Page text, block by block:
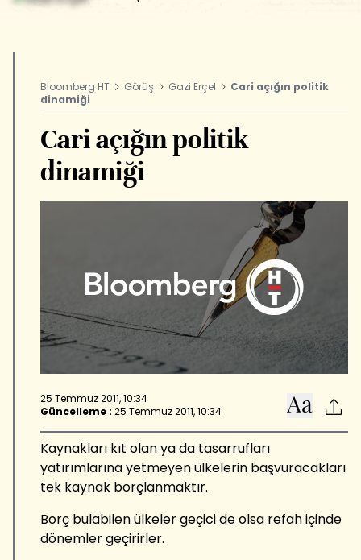
Bloomberg HT Görüş Gazi Erçel
Cari açığın politik
dinamiği
Cari açığın politik
dinamiği
25 Temmuz 2011, 10:34
Güncelleme : 25 Temmuz 2011, 10:34
Kaynakları kıt olan ya da tasarrufları
yatırımlarına yetmeyen ülkelerin başvuracakları
tek kaynak borçlanmaktır.
Borç bulabilen ülkeler geçici de olsa refah içinde
dönemler geçirirler.